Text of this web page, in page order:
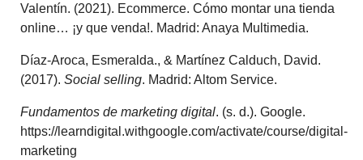
Valentín. (2021). Ecommerce. Cómo montar una tienda
online… ¡y que venda!. Madrid: Anaya Multimedia.
Díaz-Aroca, Esmeralda., & Martínez Calduch, David.
(2017).Social selling. Madrid: Altom Service.
Fundamentos de marketing digital. (s. d.). Google.
https://learndigital.withgoogle.com/activate/course/digital-
marketing